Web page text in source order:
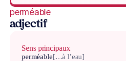
perméable
adjectif
Sens principaux
perméable[…à l’eau]